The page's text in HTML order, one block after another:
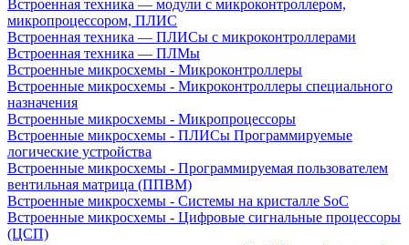
Встроенная техника — модули с микроконтроллером,
микропроцессором, ПЛИС
Встроенная техника — ПЛИСы с микроконтроллерами
Встроенная техника — ПЛМы
Встроенные микросхемы - Микроконтроллеры
Встроенные микросхемы - Микроконтроллеры специального
назначения
Встроенные микросхемы - Микропроцессоры
Встроенные микросхемы - ПЛИСы Программируемые
логические устройства
Встроенные микросхемы - Программируемая пользователем
вентильная матрица (ППВМ)
Встроенные микросхемы - Системы на кристалле SoC
Встроенные микросхемы - Цифровые сигнальные процессоры
(ЦСП)